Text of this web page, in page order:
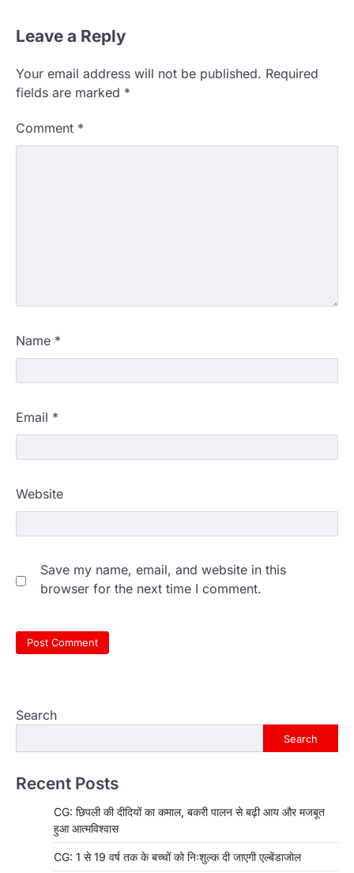
Leave a Reply
Your email address will not be published. Required
fields are marked *
Comment *
Name *
Email *
Website
Save my name, email, and website in this
browser for the next time I comment.
Search
Search
Recent Posts
CG: छिपली की दीदियों का कमाल, बकरी पालन से बढ़ी आय और मजबूत
हुआ आत्मविश्वास
CG: 1 से 19 वर्ष तक के बच्चों को निःशुल्क दी जाएगी एल्बेंडाजोल